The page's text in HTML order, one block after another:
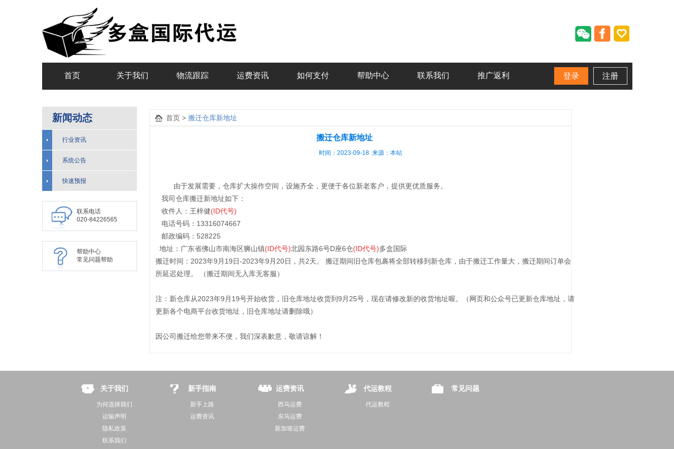
首页 关于我们 物流跟踪 运费资讯 如何支付 帮助中心 联系我们 推广返利 登录 注册
新闻动态
行业资讯
系统公告
快速预报
联系电话
020-84226565
帮助中心
常见问题帮助
首页 > 搬迁仓库新地址
搬迁仓库新地址
时间：2023-09-18 来源：本站
由于发展需要，仓库扩大操作空间，设施齐全，更便于各位新老客户，提供更优质服务。
我司仓库搬迁新地址如下：
收件人：王梓健(ID代号)
电话号码：13316074667
邮政编码：528225
地址：广东省佛山市南海区狮山镇(ID代号)北园东路6号D座6仓(ID代号)多盒国际
搬迁时间：2023年9月19日-2023年9月20日，共2天。 搬迁期间旧仓库包裹将全部转移到新仓库，由于搬迁工作量大，搬迁期间订单会
所延迟处理。 （搬迁期间无入库无客服）
注：新仓库从2023年9月19号开始收货，旧仓库地址收货到9月25号，现在请修改新的收货地址喔。（网页和公众号已更新仓库地址，请
更新各个电商平台收货地址，旧仓库地址请删除哦）
因公司搬迁给您带来不便，我们深表歉意，敬请谅解！
关于我们
为何选择我们
运输声明
隐私政策
联系我们
新手指南
新手上路
运费资讯
运费资讯
西马运费
东马运费
新加坡运费
代运教程
代运教程
常见问题